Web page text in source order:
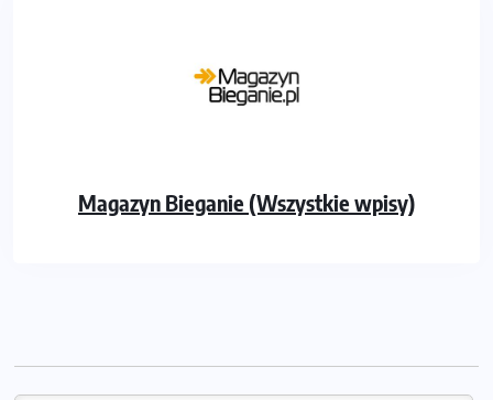
Magazyn Bieganie (Wszystkie wpisy)